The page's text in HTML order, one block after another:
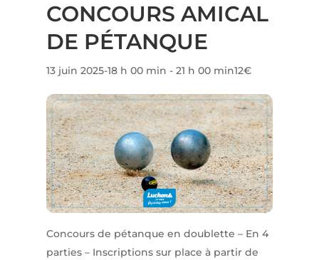
CONCOURS AMICAL
DE PÉTANQUE
13 juin 2025-18 h 00 min - 21 h 00 min12€
Concours de pétanque en doublette – En 4
parties – Inscriptions sur place à partir de